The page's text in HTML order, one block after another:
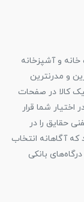
خانه و آشپزخانه
و مدرنترین
کالا در صفحات
شما قرار
حقایق را در
که آگاهانه انتخاب
بانکی